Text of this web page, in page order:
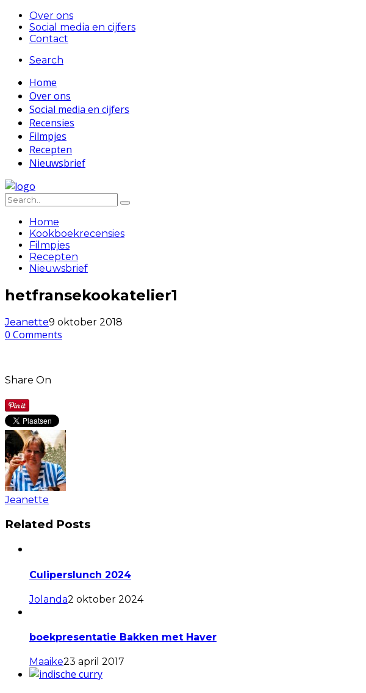
Over ons
Social media en cijfers
Contact
Search
Home
Over ons
Social media en cijfers
Recensies
Filmpjes
Recepten
Nieuwsbrief
Home
Kookboekrecensies
Filmpjes
Recepten
Nieuwsbrief
hetfransekookatelier1
Jeanette9 oktober 2018
0 Comments
Share On
Jeanette
Related Posts
Culiperslunch 2024
Jolanda2 oktober 2024
boekpresentatie Bakken met Haver
Maaike23 april 2017